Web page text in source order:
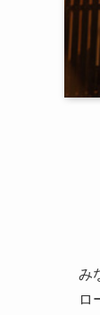
み
ロ